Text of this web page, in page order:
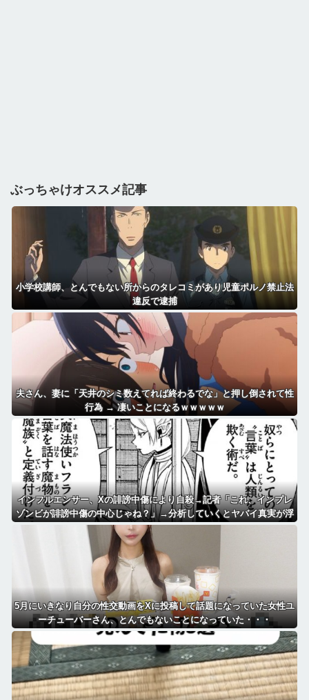
ぶっちゃけオススメ記事
小学校講師、とんでもない所からのタレコミがあり児童ポルノ禁止法
違反で逮捕
夫さん、妻に「天井のシミ数えてれば終わるでな」と押し倒されて性
行為 → 凄いことになるｗｗｗｗｗ
インフルエンサー、Xの誹謗中傷により自殺→記者「これ、インプレ
ゾンビが誹謗中傷の中心じゃね？」→分析していくとヤバイ真実が浮
かび上がる
5月にいきなり自分の性交動画をXに投稿して話題になっていた女性ユ
ーチューバーさん、とんでもないことになっていた・・・